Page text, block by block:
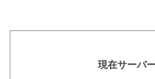
現在サーバ